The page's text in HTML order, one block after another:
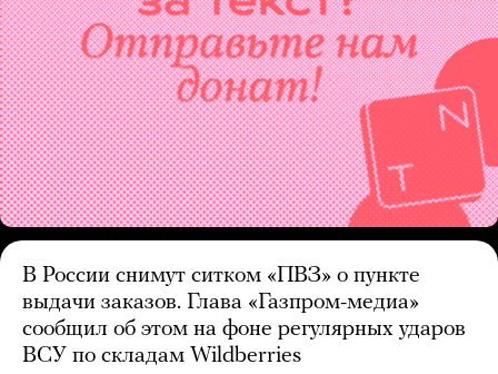
В России снимут ситком «ПВЗ» о пункте
выдачи заказов. Глава «Газпром-медиа»
сообщил об этом на фоне регулярных ударов
ВСУ по складам Wildberries